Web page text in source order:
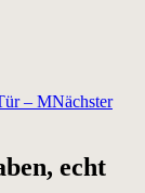
– MNächster
echt